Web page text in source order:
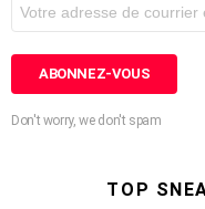
Don't worry, we don't spam
TOP